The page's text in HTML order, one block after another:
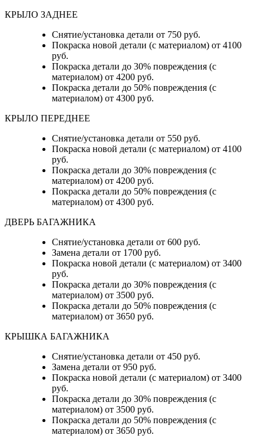
КРЫЛО ЗАДНЕЕ
Снятие/установка детали от 750 руб.
Покраска новой детали (с материалом) от 4100
руб.
Покраска детали до 30% повреждения (с
материалом) от 4200 руб.
Покраска детали до 50% повреждения (с
материалом) от 4300 руб.
КРЫЛО ПЕРЕДНЕЕ
Снятие/установка детали от 550 руб.
Покраска новой детали (с материалом) от 4100
руб.
Покраска детали до 30% повреждения (с
материалом) от 4200 руб.
Покраска детали до 50% повреждения (с
материалом) от 4300 руб.
ДВЕРЬ БАГАЖНИКА
Снятие/установка детали от 600 руб.
Замена детали от 1700 руб.
Покраска новой детали (с материалом) от 3400
руб.
Покраска детали до 30% повреждения (с
материалом) от 3500 руб.
Покраска детали до 50% повреждения (с
материалом) от 3650 руб.
КРЫШКА БАГАЖНИКА
Снятие/установка детали от 450 руб.
Замена детали от 950 руб.
Покраска новой детали (с материалом) от 3400
руб.
Покраска детали до 30% повреждения (с
материалом) от 3500 руб.
Покраска детали до 50% повреждения (с
материалом) от 3650 руб.